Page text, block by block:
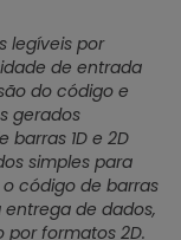
legíveis por
de entrada
do código e
gerados
1D e 2D
simples para
o código de barras
entrega de dados,
formatos 2D.